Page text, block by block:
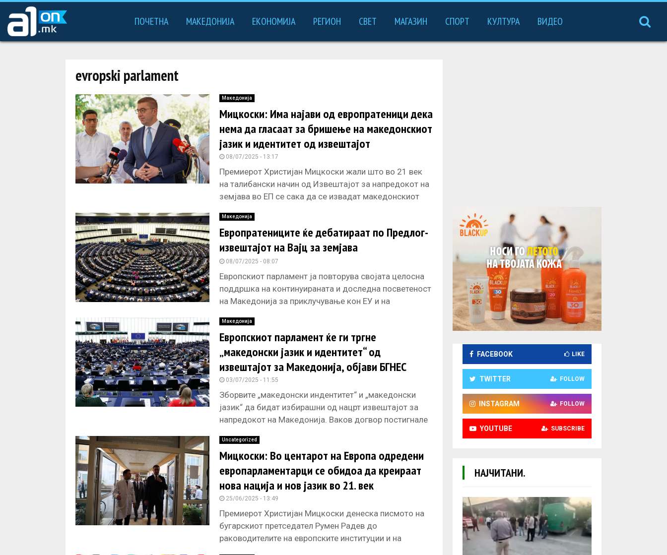
ПОЧЕТНА МАКЕДОНИЈА ЕКОНОМИЈА РЕГИОН СВЕТ МАГАЗИН СПОРТ КУЛТУРА ВИДЕО
evropski parlament
Македонија
Мицкоски: Има најави од европратеници дека
нема да гласаат за бришење на македонскиот
јазик и идентитет од извештајот
08/07/2025 - 13:17
Премиерот Христијан Мицкоски жали што во 21 век
на талибански начин од Извештајот за напредокот на
земјава во ЕП се сака да се извадат македонскиот
Македонија
Европратениците ќе дебатираат по Предлог-
извештајот на Вајц за земјава
08/07/2025 - 08:07
Европскиот парламент ја повторува својата целосна
поддршка на континуираната и доследна посветеност
на Македонија за приклучување кон ЕУ и на
Македонија
Европскиот парламент ќе ги тргне
„македонски јазик и идентитет“ од
извештајот за Македонија, објави БГНЕС
03/07/2025 - 11:55
Зборвите „македонски индентитет“ и „македонски
јазик“ да бидат избирашни од нацрт извештајот за
напредокот на Македонија. Ваков догвор постигнале
Uncategorized
Мицкоски: Во центарот на Европа одредени
европарламентарци се обидоа да креираат
нова нација и нов јазик во 21. век
25/06/2025 - 13:49
Премиерот Христијан Мицкоски денеска писмото на
бугарскиот претседател Румен Радев до
раководителите на европските институции и на
FACEBOOK LIKE
TWITTER FOLLOW
INSTAGRAM FOLLOW
YOUTUBE SUBSCRIBE
НАЈЧИТАНИ.